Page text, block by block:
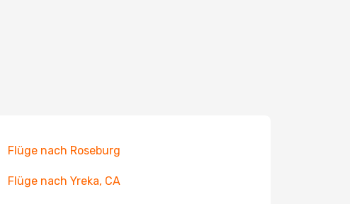
Flüge nach Roseburg
Flüge nach Yreka, CA